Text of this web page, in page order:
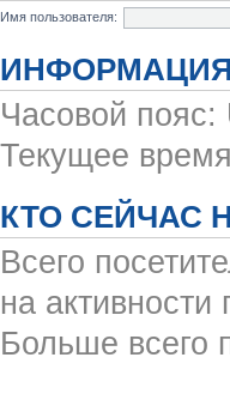
Имя пользователя:
ИНФОРМАЦИЯ
Часовой пояс:
Текущее
КТО СЕЙЧАС
Всего
на
Больше всего